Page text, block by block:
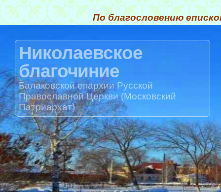
По благословению
Николаевское
благочиние
Балаковской епархии Русской
Православной Церкви (Московский
Патриархат)